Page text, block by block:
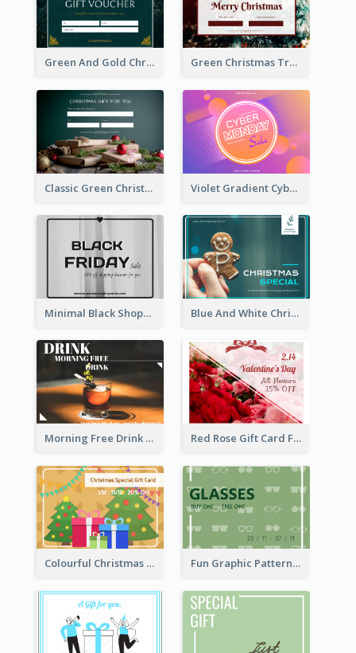
Green And Gold Christmas Celebration Gift Card Green Christmas Tree Celebration Gift Card
Classic Green Christmas Voucher Gift Card Violet Gradient Cyber Monday Sale Gift Card
Minimal Black Shopping Gift Card For Black Friday Blue And White Christmas Cookies Gift Card
Morning Free Drink Gift Card Red Rose Gift Card For Couples
Colourful Christmas Graphic Gift Card Fun Graphic Pattern Gift Card In Green Tone